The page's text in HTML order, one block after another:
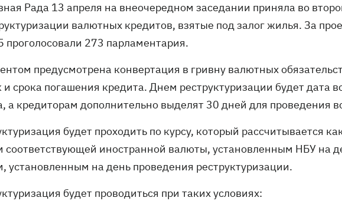
Рада 13 апреля на внеочередном заседании приняла во
валютных кредитов, взятые под залог жилья. За
273 парламентария.
предусмотрена конвертация в гривну валютных
и срока погашения кредита. Днем реструктуризации будет дата
а кредиторам дополнительно выделят 30 дней для проведения
будет проходить по курсу, который рассчитывается
соответствующей иностранной валюты, установленным НБУ на
установленным на день проведения реструктуризации.
будет проводиться при таких условиях: